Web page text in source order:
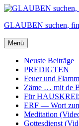
Zum
springen
GLAUBEN suchen,
Menü
Neuste Beiträge
PREDIGTEN
Feuer und
Zäme … mit de
Für
ERF — Wort
Meditation
Gottesdienst